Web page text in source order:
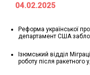
04.02.2025
Реформа української
департамент США
Ізюмський відділ
роботу після ракетного